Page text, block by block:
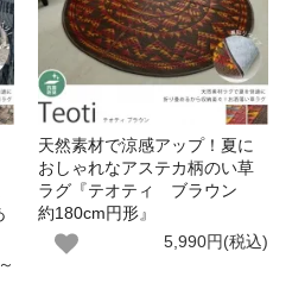
天然素材で涼感アップ！夏に
おしゃれなアステカ柄のい草
ラグ『テオティ ブラウン
約180cm円形』
5,990円(税込)